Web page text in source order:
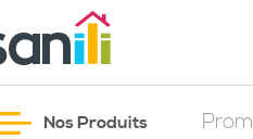
Nos Produits